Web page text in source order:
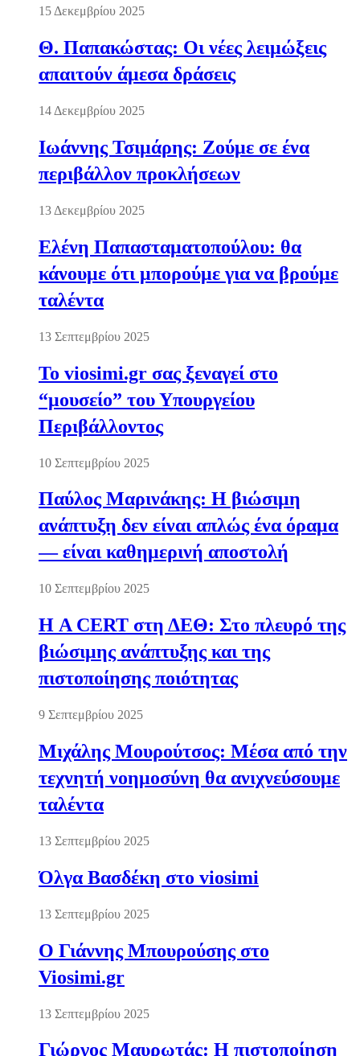
15 Δεκεμβρίου 2025
Θ. Παπακώστας: Οι νέες λειμώξεις
απαιτούν άμεσα δράσεις
14 Δεκεμβρίου 2025
Ιωάννης Τσιμάρης: Ζούμε σε ένα
περιβάλλον προκλήσεων
13 Δεκεμβρίου 2025
Ελένη Παπασταματοπούλου: θα
κάνουμε ότι μπορούμε για να βρούμε
ταλέντα
13 Σεπτεμβρίου 2025
Το viosimi.gr σας ξεναγεί στο
“μουσείο” του Υπουργείου
Περιβάλλοντος
10 Σεπτεμβρίου 2025
Παύλος Μαρινάκης: Η βιώσιμη
ανάπτυξη δεν είναι απλώς ένα όραμα
— είναι καθημερινή αποστολή
10 Σεπτεμβρίου 2025
Η A CERT στη ΔΕΘ: Στο πλευρό της
βιώσιμης ανάπτυξης και της
πιστοποίησης ποιότητας
9 Σεπτεμβρίου 2025
Μιχάλης Μουρούτσος: Μέσα από την
τεχνητή νοημοσύνη θα ανιχνεύσουμε
ταλέντα
13 Σεπτεμβρίου 2025
Όλγα Βασδέκη στο viosimi
13 Σεπτεμβρίου 2025
Ο Γιάννης Μπουρούσης στο
Viosimi.gr
13 Σεπτεμβρίου 2025
Γιώργος Μαυρωτάς: Η πιστοποίηση